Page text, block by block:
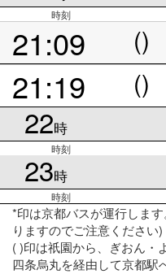
時刻
21:09 ()
21:19 ()
22時
時刻
23時
時刻
*印は京都バスが運行しま
りますのでご注意ください)
( )印は祇園から、ぎおん・
四条烏丸を経由して京都駅